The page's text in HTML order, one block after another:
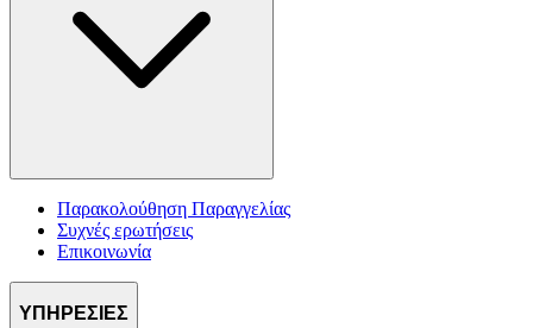
Παρακολούθηση Παραγγελίας
Συχνές ερωτήσεις
Επικοινωνία
ΥΠΗΡΕΣΙΕΣ